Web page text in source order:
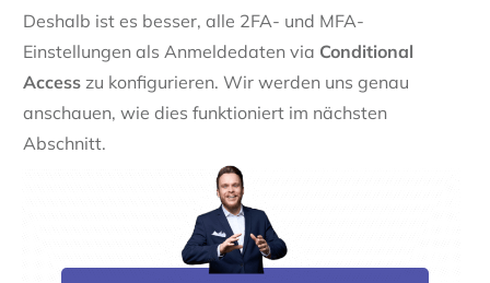
Deshalb ist es besser, alle 2FA- und MFA-
Einstellungen als Anmeldedaten via Conditional
Access zu konfigurieren. Wir werden uns genau
anschauen, wie dies funktioniert im nächsten
Abschnitt.